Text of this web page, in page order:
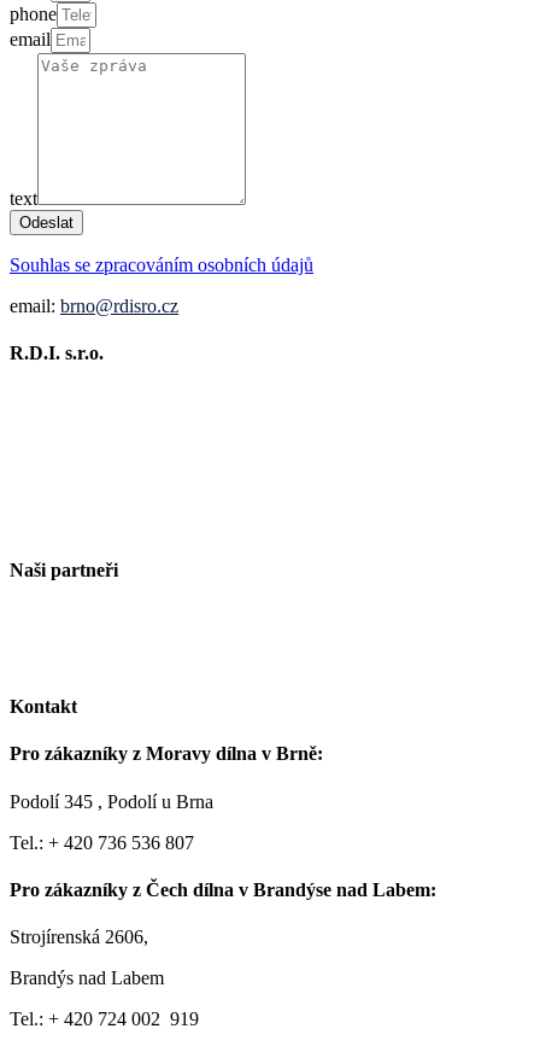
phone
email
text
Odeslat
Souhlas se zpracováním osobních údajů
email: brno@rdisro.cz
R.D.I. s.r.o.
Naši partneři
Kontakt
Pro zákazníky z Moravy dílna v Brně:
Podolí 345 , Podolí u Brna
Tel.: + 420 736 536 807
Pro zákazníky z Čech dílna v Brandýse nad Labem:
Strojírenská 2606,
Brandýs nad Labem
Tel.: + 420 724 002 919